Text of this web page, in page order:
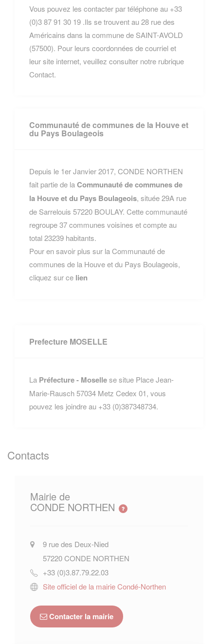
Vous pouvez les contacter par téléphone au +33
(0)3 87 91 30 19 .Ils se trouvent au 28 rue des
Américains dans la commune de SAINT-AVOLD
(57500). Pour leurs coordonnées de courriel et
leur site internet, veuillez consulter notre rubrique
Contact.
Communauté de communes de la Houve et
du Pays Boulageois
Depuis le 1er Janvier 2017, CONDE NORTHEN
fait partie de laCommunauté de communes de
la Houve et du Pays Boulageois, située 29A rue
de Sarrelouis 57220 BOULAY. Cette communauté
regroupe 37 communes voisines et compte au
total 23239 habitants.
Pour en savoir plus sur la Communauté de
communes de la Houve et du Pays Boulageois,
cliquez sur ce lien
Prefecture MOSELLE
La Préfecture - Mosellese situe Place Jean-
Marie-Rausch 57034 Metz Cedex 01, vous
pouvez les joindre au +33 (0)387348734.
Contacts
Mairie de
CONDE NORTHEN
9 rue des Deux-Nied
57220CONDE NORTHEN
+33 (0)3.87.79.22.03
Site officiel de la mairie Condé-Northen
Contacter la mairie